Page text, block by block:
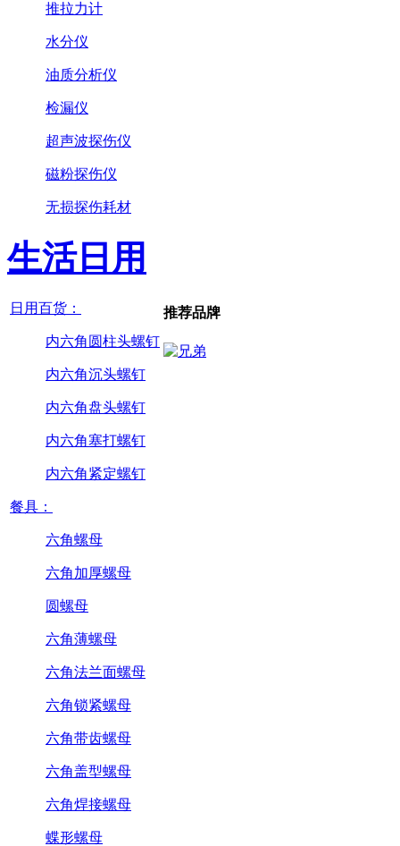
推拉力计
水分仪
油质分析仪
检漏仪
超声波探伤仪
磁粉探伤仪
无损探伤耗材
生活日用
日用百货：
内六角圆柱头螺钉
内六角沉头螺钉
内六角盘头螺钉
内六角塞打螺钉
内六角紧定螺钉
餐具：
六角螺母
六角加厚螺母
圆螺母
六角薄螺母
六角法兰面螺母
六角锁紧螺母
六角带齿螺母
六角盖型螺母
六角焊接螺母
蝶形螺母
推荐品牌